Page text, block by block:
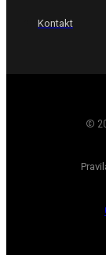
Kontakt
©